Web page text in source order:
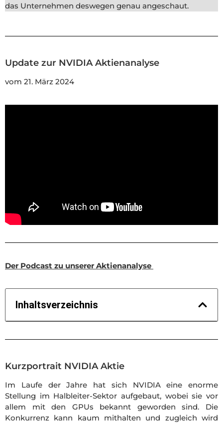
das Unternehmen deswegen genau angeschaut.
Update zur NVIDIA Aktienanalyse
vom 21. März 2024
Der Podcast zu unserer Aktienanalyse
Inhaltsverzeichnis
Kurzportrait NVIDIA Aktie
Im Laufe der Jahre hat sich NVIDIA eine enorme
Stellung im Halbleiter-Sektor aufgebaut, wobei sie vor
allem mit den GPUs bekannt geworden sind. Die
Konkurrenz kann kaum mithalten und zugleich wird